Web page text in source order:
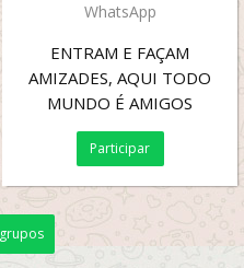
WhatsApp
ENTRAM E FAÇAM
AMIZADES, AQUI TODO
MUNDO É AMIGOS
AMORES
Participar